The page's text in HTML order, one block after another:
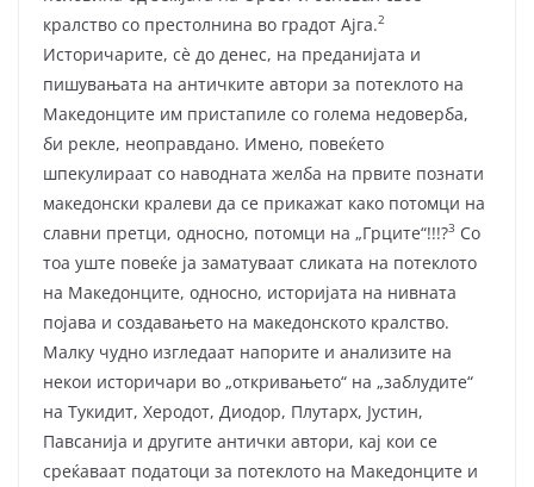
кралство со престолнина во градот Ајга.2
Историчарите, сè до денес, на преданијата и
пишувањата на античките автори за потеклото на
Македонците им пристапиле со голема недоверба,
би рекле, неоправдано. Имено, повеќето
шпекулираат со наводната желба на првите познати
македонски кралеви да се прикажат како потомци на
славни претци, односно, потомци на „Грците“!!!?3 Со
тоа уште повеќе ја заматуваат сликата на потеклото
на Македонците, односно, историјата на нивната
појава и создавањето на македонското кралство.
Малку чудно изгледаат напорите и анализите на
некои историчари во „откривањето“ на „заблудите“
на Тукидит, Херодот, Диодор, Плутарх, Јустин,
Павсанија и другите антички автори, кај кои се
среќаваат податоци за потеклото на Македонците и